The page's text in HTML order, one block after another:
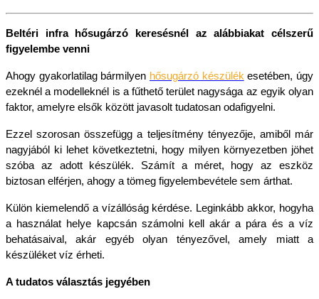
Beltéri infra hősugárzó keresésnél az alábbiakat célszerű
figyelembe venni
Ahogy gyakorlatilag bármilyen hősugárzó készülék esetében, úgy
ezeknél a modelleknél is a fűthető terület nagysága az egyik olyan
faktor, amelyre elsők között javasolt tudatosan odafigyelni.
Ezzel szorosan összefügg a teljesítmény tényezője, amiből már
nagyjából ki lehet következtetni, hogy milyen környezetben jöhet
szóba az adott készülék. Számít a méret, hogy az eszköz
biztosan elférjen, ahogy a tömeg figyelembevétele sem árthat.
Külön kiemelendő a vízállóság kérdése. Leginkább akkor, hogyha
a használat helye kapcsán számolni kell akár a pára és a víz
behatásaival, akár egyéb olyan tényezővel, amely miatt a
készüléket víz érheti.
A tudatos választás jegyében